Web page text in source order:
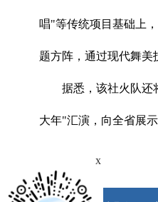
唱"等传统项目基础上
题方阵，通过现代舞美
据悉，该社火队还
大年"汇演，向全省展
x